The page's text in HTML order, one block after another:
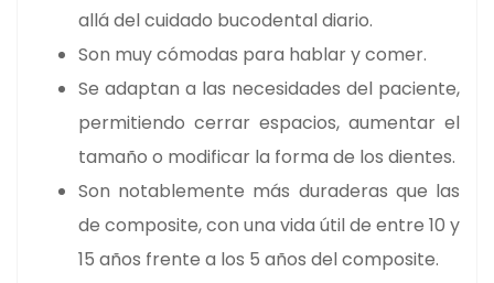
allá del cuidado bucodental diario.
Son muy cómodas para hablar y comer.
Se adaptan a las necesidades del paciente,
permitiendo cerrar espacios, aumentar el
tamaño o modificar la forma de los dientes.
Son notablemente más duraderas que las
de composite, con una vida útil de entre 10 y
15 años frente a los 5 años del composite.